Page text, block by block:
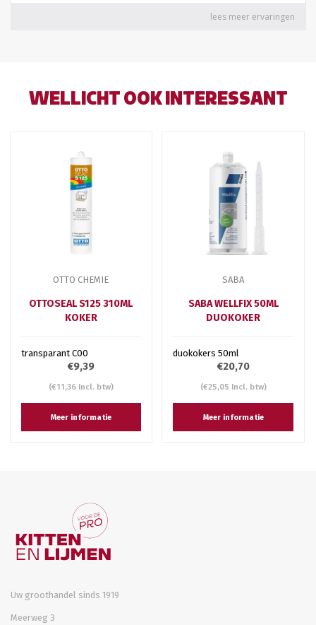
WELLICHT OOK INTERESSANT
OTTO CHEMIE
OTTOSEAL S125 310ML
KOKER
transparant C00
€9,39
(€11,36 Incl. btw)
Meer informatie
SABA
SABA WELLFIX 50ML
DUOKOKER
duokokers 50ml
€20,70
(€25,05 Incl. btw)
Meer informatie
Uw groothandel sinds 1919
Meerweg 3